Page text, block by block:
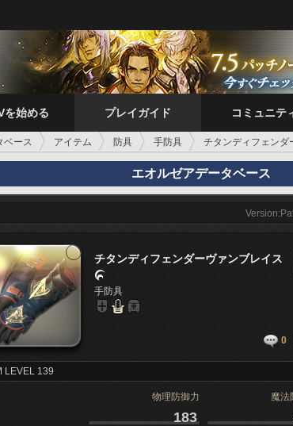
を始める プレイガイド コミュニテ
ベース アイテム 防具 手防具 チタンディフェンダ
エオルゼアデータベース
チタンディフェンダーヴァンブレイス

手防具
0
LEVEL 139
物理防御力 魔法
183